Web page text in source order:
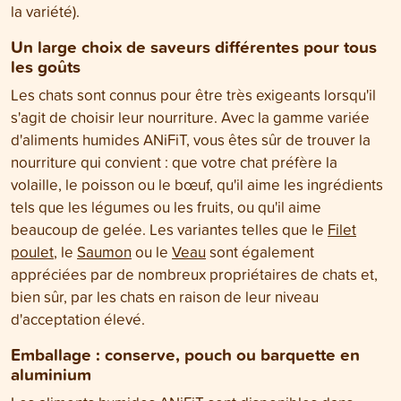
la variété).
Un large choix de saveurs différentes pour tous
les goûts
Les chats sont connus pour être très exigeants lorsqu'il
s'agit de choisir leur nourriture. Avec la gamme variée
d'aliments humides ANiFiT, vous êtes sûr de trouver la
nourriture qui convient : que votre chat préfère la
volaille, le poisson ou le bœuf, qu'il aime les ingrédients
tels que les légumes ou les fruits, ou qu'il aime
beaucoup de gelée. Les variantes telles que le Filet
poulet, le Saumon ou le Veau sont également
appréciées par de nombreux propriétaires de chats et,
bien sûr, par les chats en raison de leur niveau
d'acceptation élevé.
Emballage : conserve, pouch ou barquette en
aluminium